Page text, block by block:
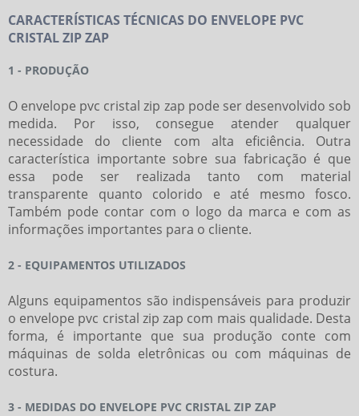
CARACTERÍSTICAS TÉCNICAS DO ENVELOPE PVC
CRISTAL ZIP ZAP
1 - PRODUÇÃO
O envelope pvc cristal zip zap pode ser desenvolvido sob
medida. Por isso, consegue atender qualquer
necessidade do cliente com alta eficiência. Outra
característica importante sobre sua fabricação é que
essa pode ser realizada tanto com material
transparente quanto colorido e até mesmo fosco.
Também pode contar com o logo da marca e com as
informações importantes para o cliente.
2 - EQUIPAMENTOS UTILIZADOS
Alguns equipamentos são indispensáveis para produzir
o envelope pvc cristal zip zap com mais qualidade. Desta
forma, é importante que sua produção conte com
máquinas de solda eletrônicas ou com máquinas de
costura.
3 - MEDIDAS DO ENVELOPE PVC CRISTAL ZIP ZAP